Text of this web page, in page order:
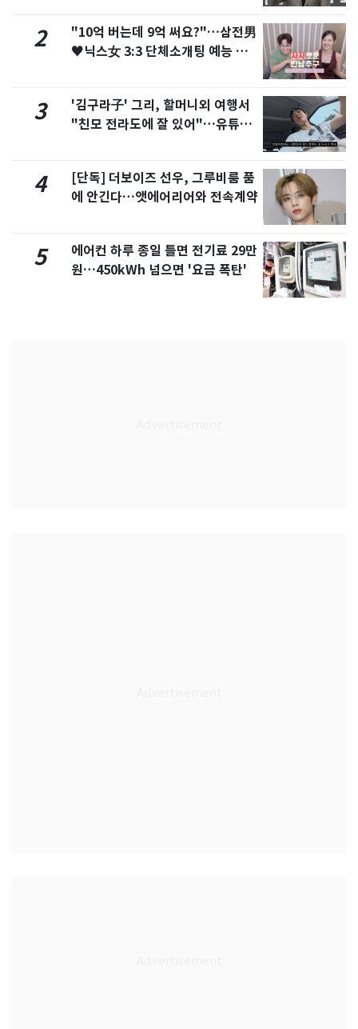
2
"10억 버는데 9억 써요?"…삼전男
♥닉스女 3:3 단체소개팅 예능 화
3
'김구라子' 그리, 할머니외 여행서
"친모 전라도에 잘 있어"…유튜브
4
[단독] 더보이즈 선우, 그루비룸 품
에 안긴다…앳에어리어와 전속계약
5
에어컨 하루 종일 틀면 전기료 29만
원…450kWh 넘으면 '요금 폭탄'